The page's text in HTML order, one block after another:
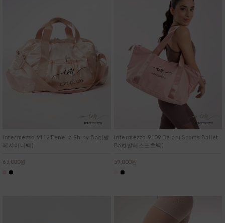
Intermezzo_9112 Fenella Shiny Bag(발
레샤이니백)
65,000원
Intermezzo_9109 Delani Sports Ballet
Bag(발레스포츠백)
59,000원